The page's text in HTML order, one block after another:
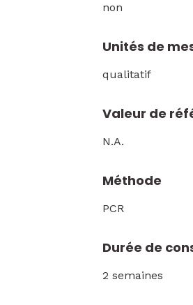
non
Unités de
qualitatif
Valeur de
N.A.
Méthode
PCR
Durée de
2 semaines